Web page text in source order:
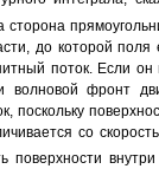
сторона
до которой
поток. Если он
волновой фронт
поскольку
со
поверхности